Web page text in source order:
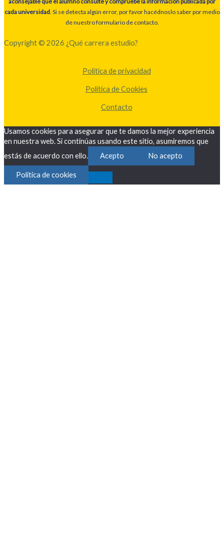
cada universidad. Si se detecta algún error, por favor hacédnoslo saber por medio
de nuestro formulario de contacto.
Copyright © 2026 ¿Qué carrera estudio?
Política de privacidad
Política de Cookies
Contacto
Usamos cookies para asegurar que te damos la mejor experiencia
en nuestra web. Si continúas usando este sitio, asumiremos que
estás de acuerdo con ello.
Acepto No acepto
Política de cookies